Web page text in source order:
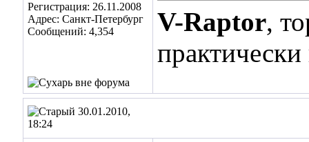
Регистрация: 26.11.2008
Адрес: Санкт-Петербург
Сообщений: 4,354
V-Raptor,
практически
30.01.2010,
18:24